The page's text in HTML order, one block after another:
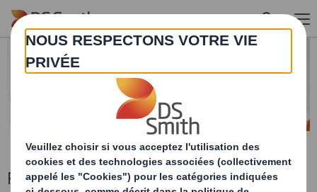
Skip to main content
Présentoirs / displays